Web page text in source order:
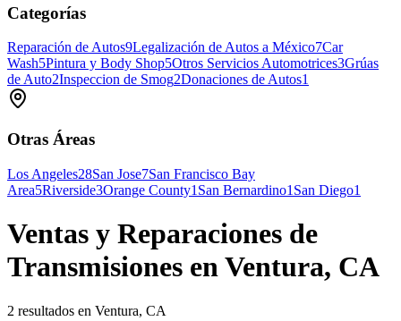
Categorías
Reparación de Autos9Legalización de Autos a México7Car
Wash5Pintura y Body Shop5Otros Servicios Automotrices3Grúas
de Auto2Inspeccion de Smog2Donaciones de Autos1
Otras Áreas
Los Angeles28San Jose7San Francisco Bay
Area5Riverside3Orange County1 San Bernardino1 San Diego1
Ventas y Reparaciones de
Transmisiones en Ventura, CA
2 resultados en Ventura, CA